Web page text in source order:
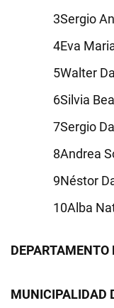
Sergio
Eva
Walter
Silvia
Sergio
Andrea
Néstor
Alba
DEPARTAMENTO
MUNICIPALIDAD